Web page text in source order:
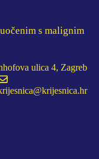
s malignim
ulica 4, Zagreb